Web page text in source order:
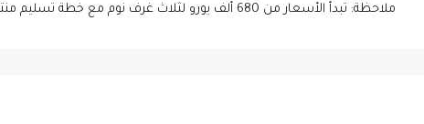
ملاحظة: تبدأ الأسعار من 680 ألف يورو لثلاث غرف نوم مع خطة تسليم منتصف عام 2023